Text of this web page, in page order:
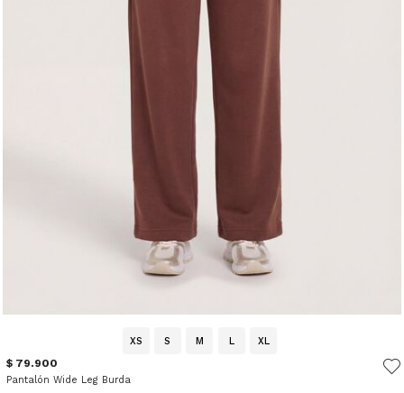
XS S M L XL
$ 79.900
Pantalón Wide Leg Burda